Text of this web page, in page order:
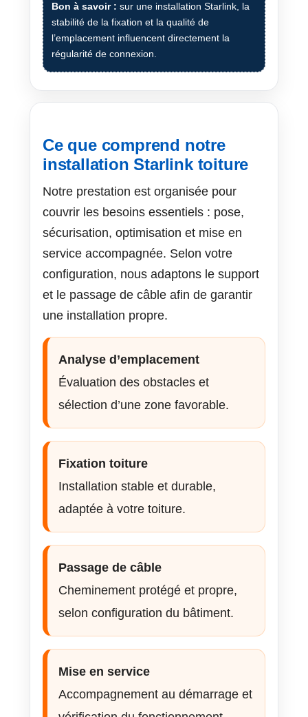
Bon à savoir : sur une installation Starlink, la
stabilité de la fixation et la qualité de
l’emplacement influencent directement la
régularité de connexion.
Ce que comprend notre
installation Starlink toiture
Notre prestation est organisée pour
couvrir les besoins essentiels : pose,
sécurisation, optimisation et mise en
service accompagnée. Selon votre
configuration, nous adaptons le support
et le passage de câble afin de garantir
une installation propre.
Analyse d’emplacement
Évaluation des obstacles et
sélection d’une zone favorable.
Fixation toiture
Installation stable et durable,
adaptée à votre toiture.
Passage de câble
Cheminement protégé et propre,
selon configuration du bâtiment.
Mise en service
Accompagnement au démarrage et